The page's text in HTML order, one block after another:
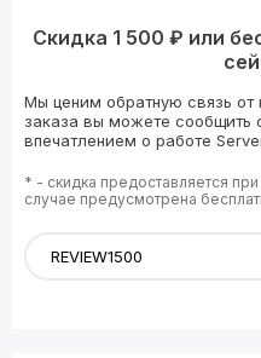
Скидка 1 500 ₽ или
Мы ценим обратную связь
заказа вы можете сообщить
впечатлением о работе
* - скидка предоставляется
случае предусмотрена